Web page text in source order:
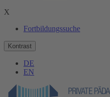
X
Fortbildungssuche
Kontrast
DE
EN